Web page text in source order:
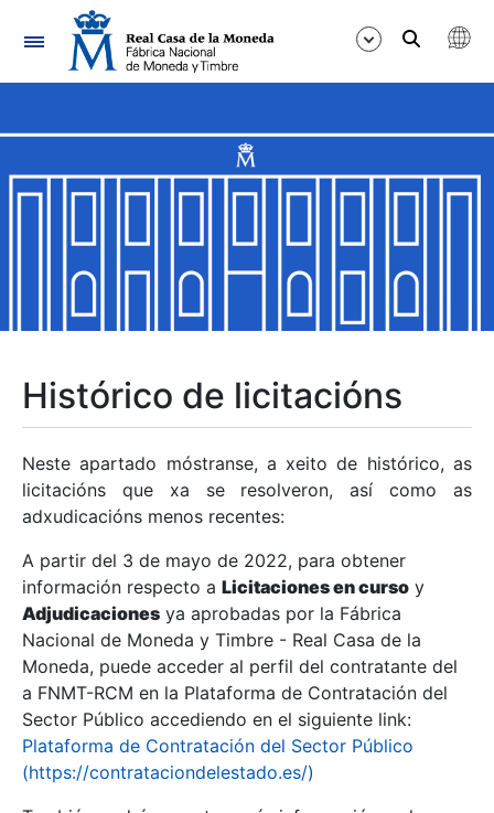
Navegación
Mostrar/Ocultar
Mostrar/Ocultar
Mostrar/Ocultar
Mostrar/Ocultar
Mostrar/Ocultar
Mostrar/Ocultar
Histórico de licitacións
Neste apartado móstranse, a xeito de histórico, as
licitacións que xa se resolveron, así como as
adxudicacións menos recentes:
A partir del 3 de mayo de 2022, para obtener
información respecto a Licitaciones en curso y
Adjudicaciones ya aprobadas por la Fábrica
Nacional de Moneda y Timbre - Real Casa de la
Moneda, puede acceder al perfil del contratante del
a FNMT-RCM en la Plataforma de Contratación del
Sector Público accediendo en el siguiente link:
Plataforma de Contratación del Sector Público
(https://contrataciondelestado.es/)